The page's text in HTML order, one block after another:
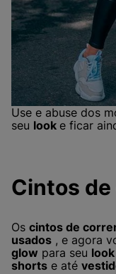
Use e abuse dos
seu look e ficar
Cintos
Os cintos de
usados , e agora
glow para seu look
shorts e até